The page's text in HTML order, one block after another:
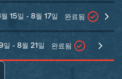
15일 - 8월 17일 완료됨
일 - 8월 21일 완료됨